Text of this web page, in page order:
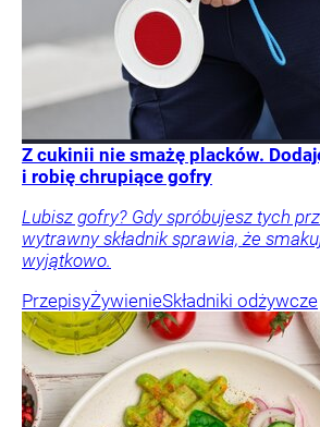
Z cukinii nie smażę placków.
i robię chrupiące gofry
Lubisz gofry? Gdy spróbujesz tych
wytrawny składnik sprawia, że
wyjątkowo.
PrzepisyŻywienieSkładniki odżywcze